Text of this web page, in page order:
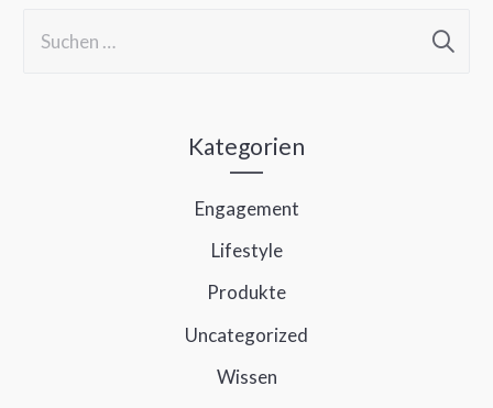
Kategorien
Engagement
Lifestyle
Produkte
Uncategorized
Wissen